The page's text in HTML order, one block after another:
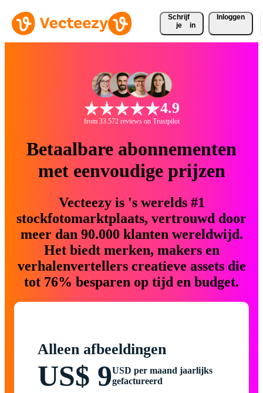
Schrijf
je
in
Inloggen
4.9
from 33.572 reviews on Trustpilot
Betaalbare abonnementen
met eenvoudige prijzen
Vecteezy is 's werelds #1
stockfotomarktplaats, vertrouwd door
meer dan 90.000 klanten wereldwijd.
Het biedt merken, makers en
verhalenvertellers creatieve assets die
tot 76% besparen op tijd en budget.
Alleen afbeeldingen
US$ 9USD per maand jaarlijks
gefactureerd